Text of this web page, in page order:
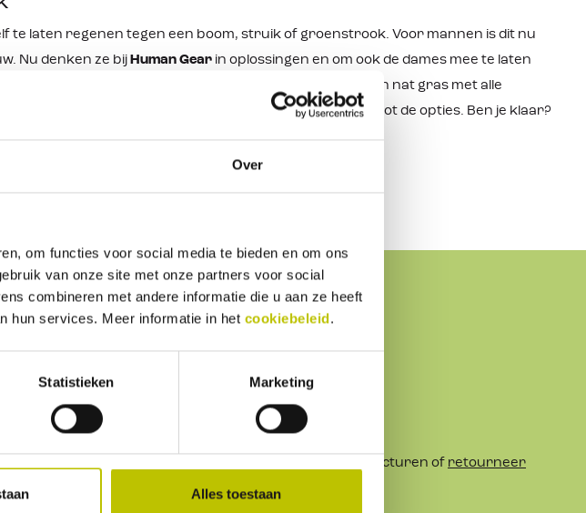
Over
om functies voor social media te bieden en om ons
van onze site met onze partners voor social
combineren met andere informatie die u aan ze heeft
hun services. Meer informatie in het cookiebeleid.
Statistieken Marketing
Alles toestaan
te laten regenen tegen een boom, struik of groenstrook. Voor mannen is dit nu
Nu denken ze bijHuman Gear in oplossingen en om ook de dames mee te laten
oplossing die ervoor zorgt dat je niet hoeft te hurken in nat gras met alle
Zelfs met een hand tegen de boom leunen behoort tot de opties. Ben je klaar?
hoes zonder je handen vuil te maken.
, betaal facturen of retourneer